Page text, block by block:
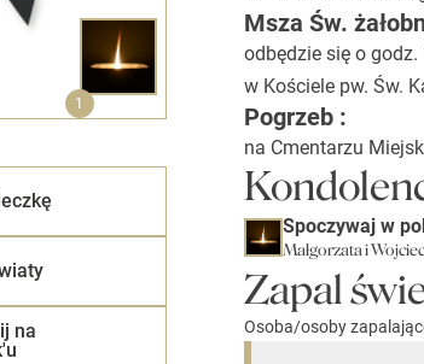
1
na
Msza Św.
odbędzie się o godz.
w Kościele pw. Św.
Pogrzeb :
na Cmentarzu
Spoczywaj w
Małgorzata i
Zapal
Osoba/osoby